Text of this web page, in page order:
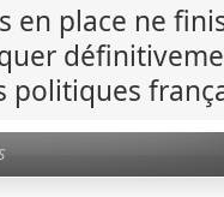
en place ne
politiques